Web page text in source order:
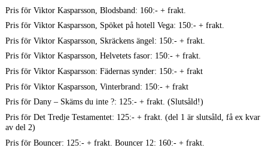
Pris för Viktor Kasparsson, Blodsband: 160:- + frakt.
Pris för Viktor Kasparsson, Spöket på hotell Vega: 150:- + frakt.
Pris för Viktor Kasparsson, Skräckens ängel: 150:- + frakt.
Pris för Viktor Kasparsson, Helvetets fasor: 150:- + frakt.
Pris för Viktor Kasparsson: Fädernas synder: 150:- + frakt
Pris för Viktor Kasparsson, Vinterbrand: 150:- + frakt
Pris för Dany – Skäms du inte ?: 125:- + frakt. (Slutsåld!)
Pris för Det Tredje Testamentet: 125:- + frakt. (del 1 är slutsåld, få ex kvar
av del 2)
Pris för Bouncer: 125:- + frakt. Bouncer 12: 160:- + frakt.